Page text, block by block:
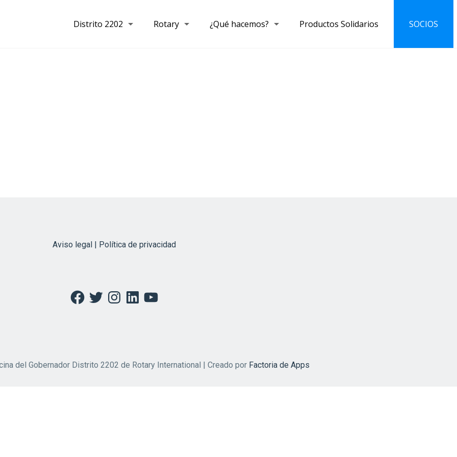
Distrito 2202 Rotary ¿Qué hacemos? Productos Solidarios SOCIOS
Aviso legal | Política de privacidad
Facebook
TwitterInstagramLinkedInYouTube
del Gobernador Distrito 2202 de Rotary International | Creado por Factoria de Apps